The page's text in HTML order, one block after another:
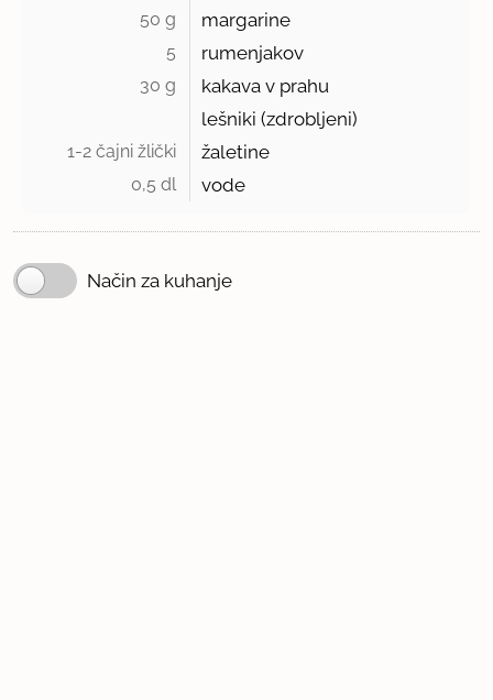
50 g margarine
5 rumenjakov
30 g
kakava v prahu
lešniki (zdrobljeni)
1-2 čajni žlički žaletine
0,5 dl vode
Način za kuhanje